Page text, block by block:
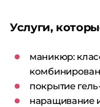
Услуги,
маникюр:
покрытие
наращивание